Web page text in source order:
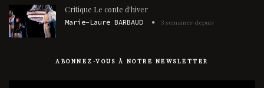
Critique Le conte d'hiver
Marie-Laure BARBAUD 3 semaines depuis
ABONNEZ-VOUS À NOTRE NEWSLETTER